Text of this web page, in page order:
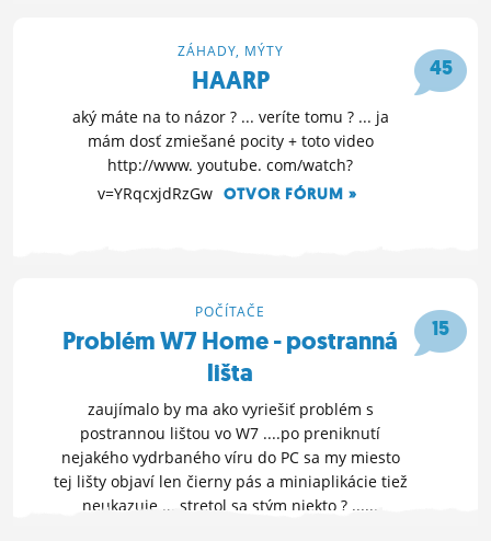
45
ZÁHADY, MÝTY
HAARP
aký máte na to názor ? ... veríte tomu ? ... ja
mám dosť zmiešané pocity + toto video
http://www. youtube. com/watch?
v=YRqcxjdRzGw OTVOR FÓRUM »
15
POČÍTAČE
Problém W7 Home - postranná
lišta
zaujímalo by ma ako vyriešiť problém s
postrannou lištou vo W7 ....po preniknutí
nejakého vydrbaného víru do PC sa my miesto
tej lišty objaví len čierny pás a miniaplikácie tiež
neukazuje ... stretol sa stým niekto ? ......